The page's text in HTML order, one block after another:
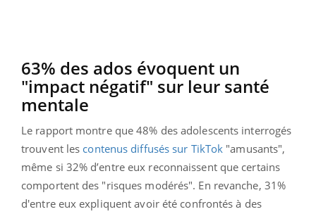
63% des ados évoquent un
"impact négatif" sur leur santé
mentale
Le rapport montre que 48% des adolescents interrogés
trouvent les contenus diffusés sur TikTok "amusants",
même si 32% d’entre eux reconnaissent que certains
comportent des "risques modérés". En revanche, 31%
d'entre eux expliquent avoir été confrontés à des